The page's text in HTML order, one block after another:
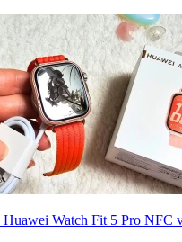
Huawei Watch Fit 5 Pro NFC